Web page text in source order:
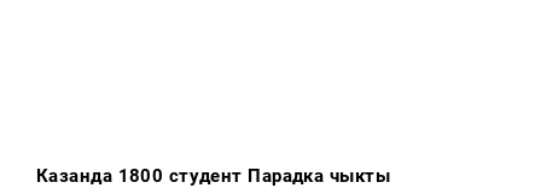
Казанда 1800 студент Парадка чыкты